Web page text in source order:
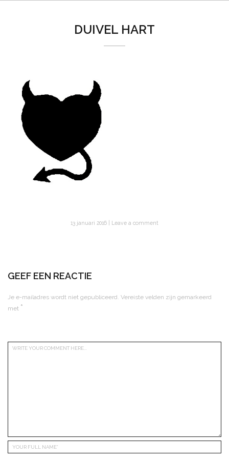
DUIVEL HART
13 januari 2016 Leave a comment
GEEF EEN REACTIE
Je e-mailadres wordt niet gepubliceerd. Vereiste velden zijn gemarkeerd
met *